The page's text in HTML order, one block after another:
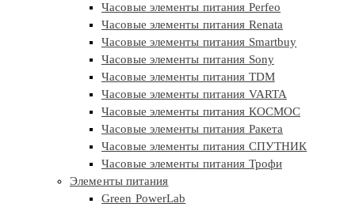
Часовые элементы питания Perfeo
Часовые элементы питания Renata
Часовые элементы питания Smartbuy
Часовые элементы питания Sony
Часовые элементы питания TDM
Часовые элементы питания VARTA
Часовые элементы питания КОСМОС
Часовые элементы питания Ракета
Часовые элементы питания СПУТНИК
Часовые элементы питания Трофи
Элементы питания
Green PowerLab